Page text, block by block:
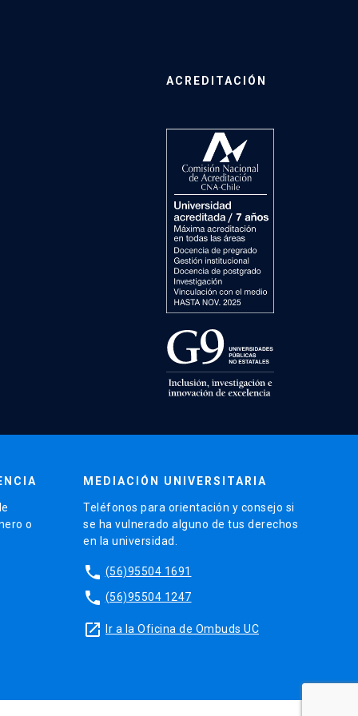
ACREDITACIÓN
o
MEDIACIÓN UNIVERSITARIA
Teléfonos para orientación y consejo si
se ha vulnerado alguno de tus derechos
en la universidad.
phone (56)95504 1691
phone (56)95504 1247
launch Ir a la Oficina de Ombuds UC